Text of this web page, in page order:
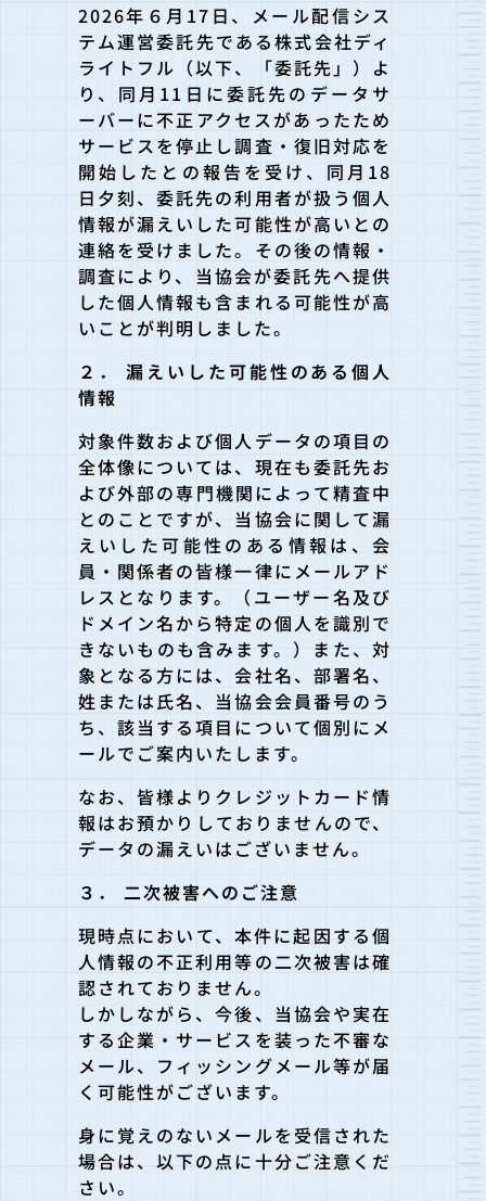
2026年６月17日、メール配信シス
テム運営委託先である株式会社ディ
ライトフル（以下、「委託先」）よ
り、同月11日に委託先のデータサ
ーバーに不正アクセスがあったため
サービスを停止し調査・復旧対応を
開始したとの報告を受け、同月18
日夕刻、委託先の利用者が扱う個人
情報が漏えいした可能性が高いとの
連絡を受けました。その後の情報・
調査により、当協会が委託先へ提供
した個人情報も含まれる可能性が高
いことが判明しました。
２． 漏えいした可能性のある個人
情報
対象件数および個人データの項目の
全体像については、現在も委託先お
よび外部の専門機関によって精査中
とのことですが、当協会に関して漏
えいした可能性のある情報は、会
員・関係者の皆様一律にメールアド
レスとなります。（ユーザー名及び
ドメイン名から特定の個人を識別で
きないものも含みます。）また、対
象となる方には、会社名、部署名、
姓または氏名、当協会会員番号のう
ち、該当する項目について個別にメ
ールでご案内いたします。
なお、皆様よりクレジットカード情
報はお預かりしておりませんので、
データの漏えいはございません。
３． 二次被害へのご注意
現時点において、本件に起因する個
人情報の不正利用等の二次被害は確
認されておりません。
しかしながら、今後、当協会や実在
する企業・サービスを装った不審な
メール、フィッシングメール等が届
く可能性がございます。
身に覚えのないメールを受信された
場合は、以下の点に十分ご注意くだ
さい。